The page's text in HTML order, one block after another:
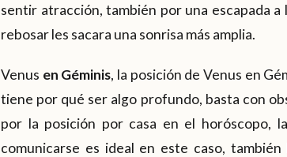
sentir atracción, también por una escapada
rebosar les sacara una sonrisa más amplia.
Venus en Géminis, la posición de Venus en
tiene por qué ser algo profundo, basta con
por la posición por casa en el horóscopo,
comunicarse es ideal en este caso,